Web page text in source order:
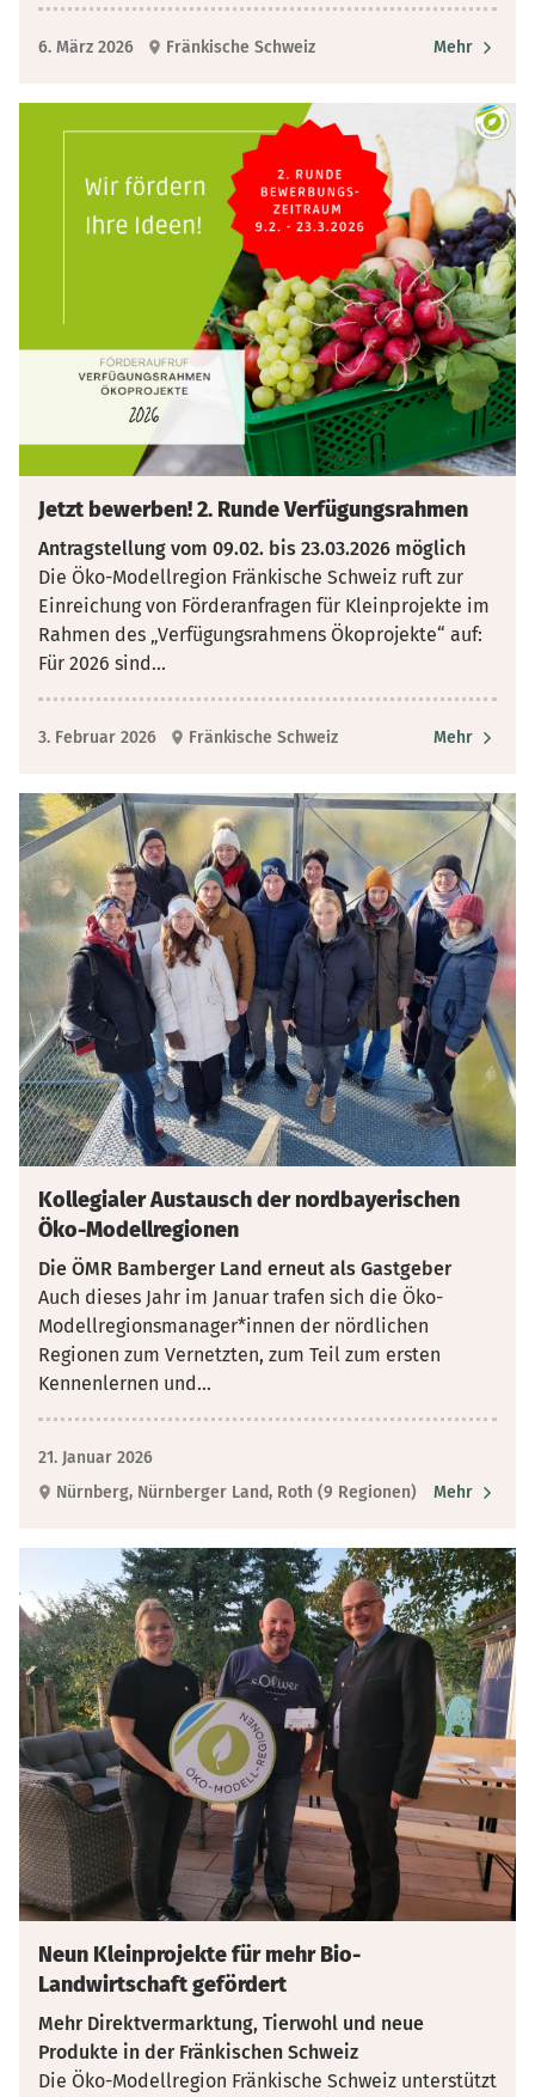
6. März 2026 Fränkische Schweiz Mehr
Jetzt bewerben! 2. Runde Verfügungsrahmen
Antragstellung vom 09.02. bis 23.03.2026 möglich
Die Öko-Modellregion Fränkische Schweiz ruft zur
Einreichung von Förderanfragen für Kleinprojekte im
Rahmen des „Verfügungsrahmens Ökoprojekte“ auf:
Für 2026 sind...
3. Februar 2026 Fränkische Schweiz Mehr
Kollegialer Austausch der nordbayerischen
Öko-Modellregionen
Die ÖMR Bamberger Land erneut als Gastgeber
Auch dieses Jahr im Januar trafen sich die Öko-
Modellregionsmanager*innen der nördlichen
Regionen zum Vernetzten, zum Teil zum ersten
Kennenlernen und...
21. Januar 2026
Nürnberg, Nürnberger Land, Roth (9 Regionen)
Mehr
Neun Kleinprojekte für mehr Bio-
Landwirtschaft gefördert
Mehr Direktvermarktung, Tierwohl und neue
Produkte in der Fränkischen Schweiz
Die Öko-Modellregion Fränkische Schweiz unterstützt